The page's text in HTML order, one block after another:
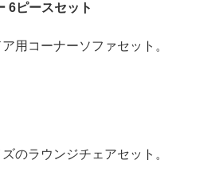
6ピースセット
用コーナーソファセット。
のラウンジチェアセット。